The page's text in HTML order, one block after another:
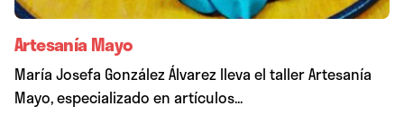
Artesanía Mayo
María Josefa González Álvarez lleva el taller Artesanía
Mayo, especializado en artículos...